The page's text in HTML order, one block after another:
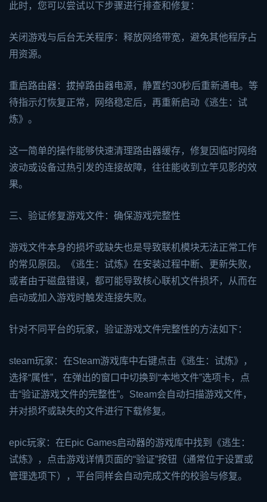
此时，您可以尝试以下步骤进行排查和修复：
关闭游戏与后台无关程序：释放网络带宽，避免其他程序占
用资源。
重启路由器：拔掉路由器电源，静置约30秒后重新通电。等
待指示灯恢复正常，网络稳定后，再重新启动《逃生：试
炼》。
这一简单的操作能够快速清理路由器缓存，修复因临时网络
波动或设备过热引发的连接故障，往往能收到立竿见影的效
果。
三、验证修复游戏文件：确保游戏完整性
游戏文件本身的损坏或缺失也是导致联机模块无法正常工作
的常见原因。《逃生：试炼》在安装过程中断、更新失败，
或者由于磁盘错误，都可能导致核心联机文件损坏，从而在
启动或加入游戏时触发连接失败。
针对不同平台的玩家，验证游戏文件完整性的方法如下：
steam玩家：在Steam游戏库中右键点击《逃生：试炼》，
选择“属性”，在弹出的窗口中切换到“本地文件”选项卡，点
击“验证游戏文件的完整性”。Steam会自动扫描游戏文件，
并对损坏或缺失的文件进行下载修复。
epic玩家：在Epic Games启动器的游戏库中找到《逃生：
试炼》，点击游戏详情页面的“验证”按钮（通常位于设置或
管理选项下），平台同样会自动完成文件的校验与修复。